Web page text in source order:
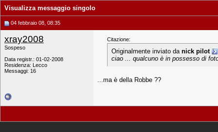
Visualizza messaggio singolo
04 febbraio 08, 08:35
xray2008
Sospeso
Data registr.: 01-02-2008
Residenza: Lecco
Messaggi: 16
Citazione:
Originalmente inviato da nick pilot
ciao ... qualcuno è in possesso di
...ma è della Robbe ??